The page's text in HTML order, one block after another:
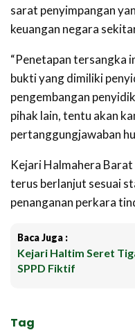
sarat penyimpangan
keuangan negara
‎“Penetapan tersangka
bukti yang dimiliki
pengembangan
pihak lain, tentu akan
pertanggungjawaban
Kejari Halmahera
terus berlanjut sesuai
penanganan perkara
Baca Juga :
Kejari Haltim Seret
SPPD Fiktif
Tag